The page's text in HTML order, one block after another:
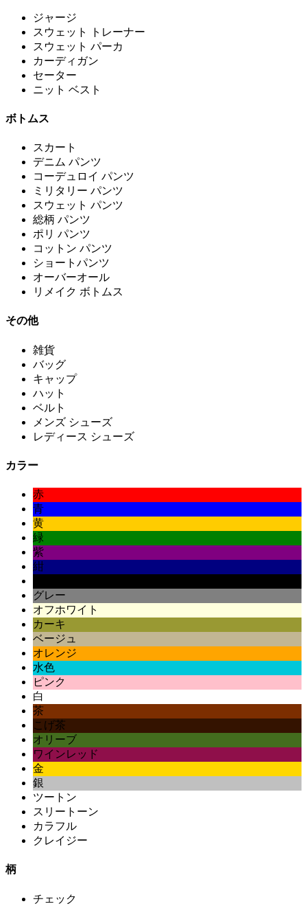
ジャージ
スウェット トレーナー
スウェット パーカ
カーディガン
セーター
ニット ベスト
ボトムス
スカート
デニム パンツ
コーデュロイ パンツ
ミリタリー パンツ
スウェット パンツ
総柄 パンツ
ポリ パンツ
コットン パンツ
ショートパンツ
オーバーオール
リメイク ボトムス
その他
雑貨
バッグ
キャップ
ハット
ベルト
メンズ シューズ
レディース シューズ
カラー
赤
青
黄
緑
紫
紺
グレー
オフホワイト
カーキ
ベージュ
オレンジ
水色
ピンク
白
茶
こげ茶
オリーブ
ワインレッド
金
銀
ツートン
スリートーン
カラフル
クレイジー
柄
チェック